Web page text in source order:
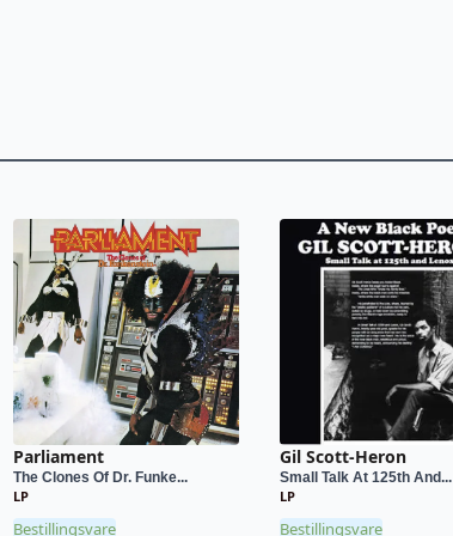
Parliament
The Clones Of Dr. Funke...
LP
Bestillingsvare
Gil Scott-Heron
Small Talk At 125th And...
LP
Bestillingsvare